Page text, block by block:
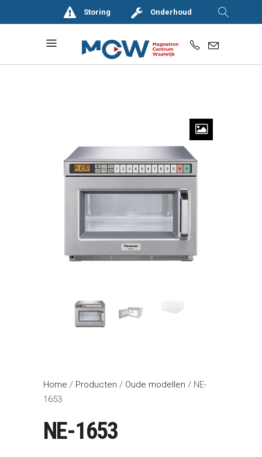
Storing Onderhoud
Home / Producten / Oude modellen / NE-
1653
NE-1653